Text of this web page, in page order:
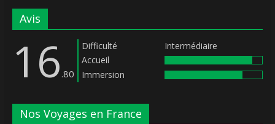
Avis
16 .80
Difficulté
Intermédiaire
Accueil
Immersion
Nos Voyages en France